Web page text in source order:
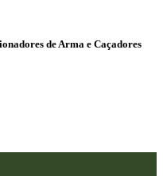
de Arma e Caçadores